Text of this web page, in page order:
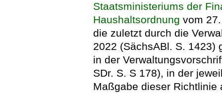
Staatsministeriums der
Haushaltsordnung vom
die zuletzt durch die
2022 (SächsABl. S. 1423)
in der
SDr. S. S 178), in der
Maßgabe dieser Richtlinie